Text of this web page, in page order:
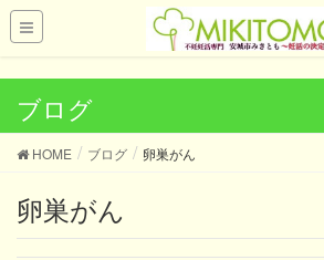
UA-121419028-1
ブログ
HOME ブログ 卵巣がん
卵巣がん